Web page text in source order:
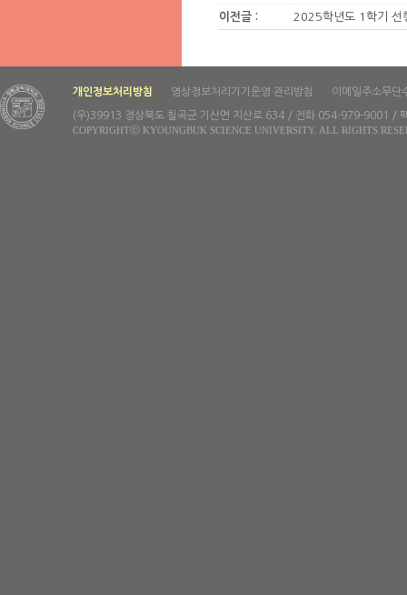
이전글 : 2025학년도 1학기 선
개인정보처리방침 영상정보처리기기운영·관리방침 이메일주소무단
(우)39913 경상북도 칠곡군 기산면 지산로 634 / 전화 054-979-9001 /
COPYRIGHTⓒ KYOUNGBUK SCIENCE UNIVERSITY. ALL RIGHTS